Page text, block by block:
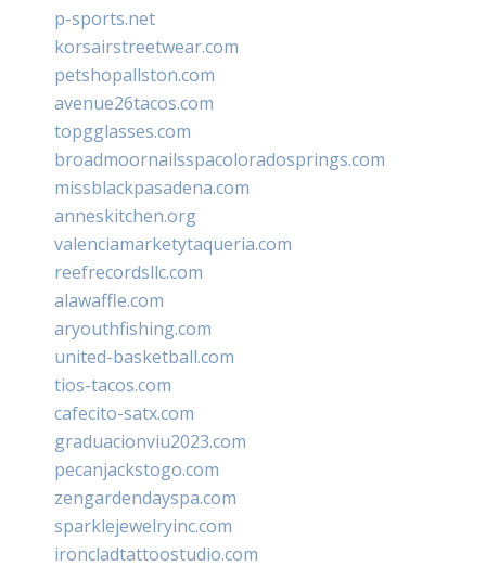
p-sports.net
korsairstreetwear.com
petshopallston.com
avenue26tacos.com
topgglasses.com
broadmoornailsspacoloradosprings.com
missblackpasadena.com
anneskitchen.org
valenciamarketytaqueria.com
reefrecordsllc.com
alawaffle.com
aryouthfishing.com
united-basketball.com
tios-tacos.com
cafecito-satx.com
graduacionviu2023.com
pecanjackstogo.com
zengardendayspa.com
sparklejewelryinc.com
ironcladtattoostudio.com